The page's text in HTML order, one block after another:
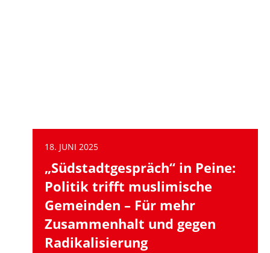
18. JUNI 2025
„Südstadtgespräch“ in Peine:
Politik trifft muslimische
Gemeinden – Für mehr
Zusammenhalt und gegen
Radikalisierung